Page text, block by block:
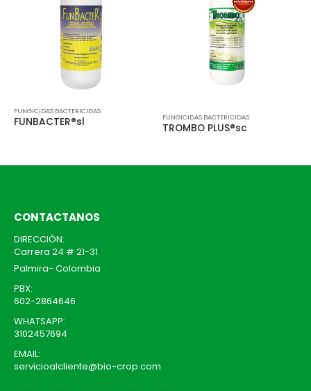
FUNGICIDAS BACTERICIDAS
FUNBACTER®sl FUNGICIDAS BACTERICIDAS
TROMBO PLUS®sc
CONTACTANOS
DIRECCIÓN:
Carrera 24 # 21-31
Palmira- Colombia
PBX:
602-2864646
WHATSAPP:
3102457694
EMAIL:
servicioalcliente@bio-crop.com